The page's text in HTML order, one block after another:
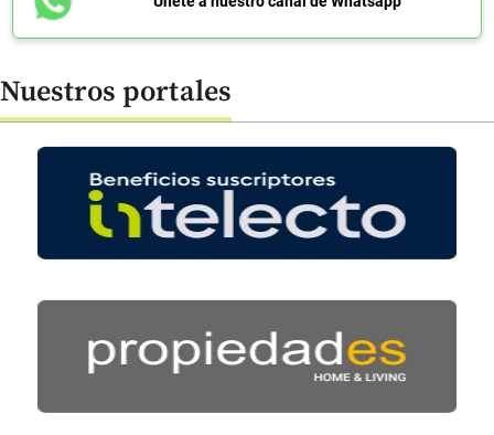
Nuestros portales